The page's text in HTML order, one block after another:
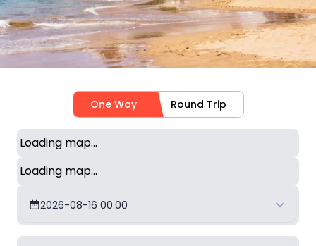
One Way Round Trip
Loading map...
Loading map...
2026-08-16 00:00